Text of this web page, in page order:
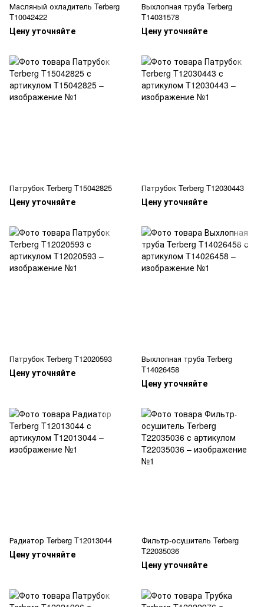
Масляный охладитель Terberg
T10042422
Цену уточняйте
Выхлопная труба Terberg
T14031578
Цену уточняйте
Патрубок Terberg T15042825
Цену уточняйте
Патрубок Terberg T12030443
Цену уточняйте
Патрубок Terberg T12020593
Цену уточняйте
Выхлопная труба Terberg
T14026458
Цену уточняйте
Радиатор Terberg T12013044
Цену уточняйте
Фильтр-осушитель Terberg
T22035036
Цену уточняйте